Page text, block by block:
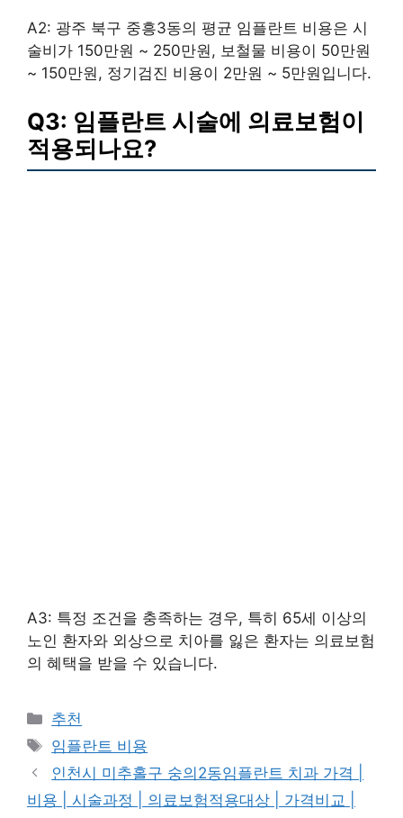
A2: 광주 북구 중흥3동의 평균 임플란트 비용은 시
술비가 150만원 ~ 250만원, 보철물 비용이 50만원
~ 150만원, 정기검진 비용이 2만원 ~ 5만원입니다.
Q3: 임플란트 시술에 의료보험이
적용되나요?
A3: 특정 조건을 충족하는 경우, 특히 65세 이상의
노인 환자와 외상으로 치아를 잃은 환자는 의료보험
의 혜택을 받을 수 있습니다.
카
테
고
리
추천
태
그
임플란트 비용
인천시 미추홀구 숭의2동임플란트 치과 가격 |
비용 | 시술과정 | 의료보험적용대상 | 가격비교 |